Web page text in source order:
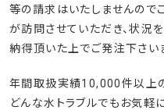
等の請求はいたしませんので
が訪問させていただき、状況
納得頂いた上でご発注下さい
年間取扱実績10,000件以上の
どんな水トラブルでもお気軽に